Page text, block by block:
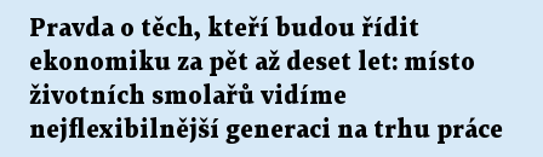
Pravda o těch, kteří budou řídit
ekonomiku za pět až deset let: místo
životních smolařů vidíme
nejflexibilnější generaci na trhu práce